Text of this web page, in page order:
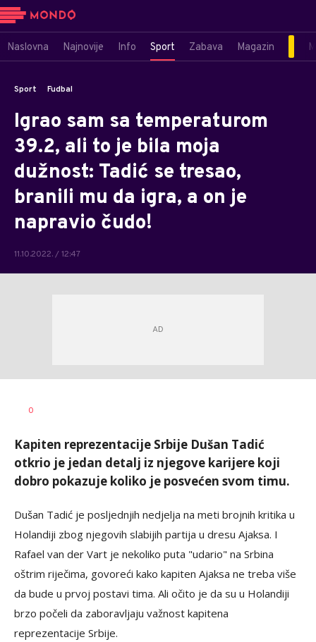
Naslovna Najnovije Info Sport Zabava Magazin
Sport Fudbal
Igrao sam sa temperaturom
39.2, ali to je bila moja
dužnost: Tadić se tresao,
branili mu da igra, a on je
napravio čudo!
11.10.2022. / 12:47
AUTOR
0
Kapiten reprezentacije Srbije Dušan Tadić
otkrio je jedan detalj iz njegove karijere koji
dobro pokazuje koliko je posvećen svom timu.
Dušan Tadić je posljednjih nedjelja na meti brojnih kritika u
Holandiji zbog njegovih slabijih partija u dresu Ajaksa. I
Rafael van der Vart je nekoliko puta "udario" na Srbina
oštrim riječima, govoreći kako kapiten Ajaksa ne treba više
da bude u prvoj postavi tima. Ali očito je da su u Holandiji
brzo počeli da zaboravljaju važnost kapitena
reprezentacije Srbije.